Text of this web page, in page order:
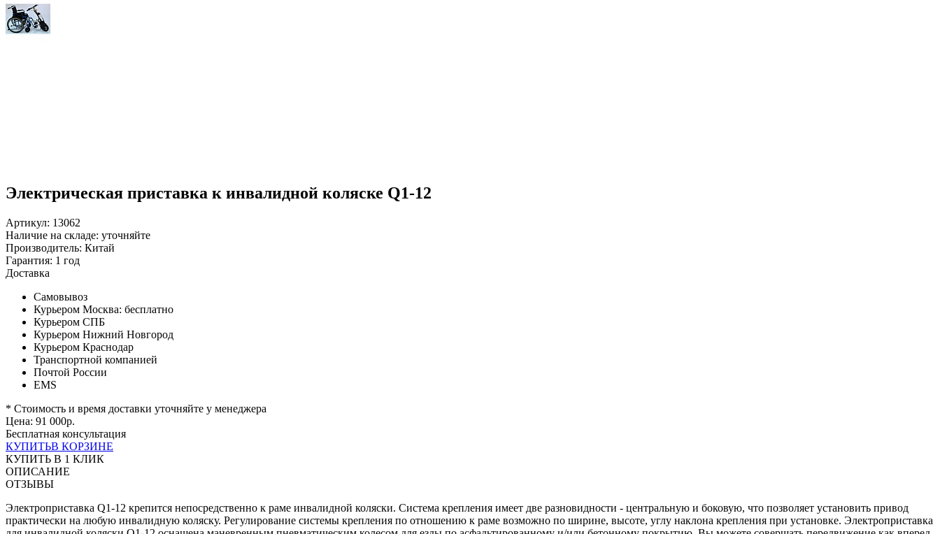
Электрическая приставка к инвалидной коляске Q1-12
Артикул: 13062
Наличие на складе: уточняйте
Производитель: Китай
Гарантия: 1 год
Доставка
Самовывоз
Курьером Москва: бесплатно
Курьером СПБ
Курьером Нижний Новгород
Курьером Краснодар
Транспортной компанией
Почтой России
EMS
* Стоимость и время доставки уточняйте у менеджера
Цена: 91 000р.
Бесплатная консультация
КУПИТЬВ КОРЗИНЕ
КУПИТЬ В 1 КЛИК
ОПИСАНИЕ
ОТЗЫВЫ
Электроприставка Q1-12 крепится непосредственно к раме инвалидной коляски. Система крепления имеет две разновидности - центральную и боковую, что позволяет установить привод
практически на любую инвалидную коляску. Регулирование системы крепления по отношению к раме возможно по ширине, высоте, углу наклона крепления при установке. Электроприставка